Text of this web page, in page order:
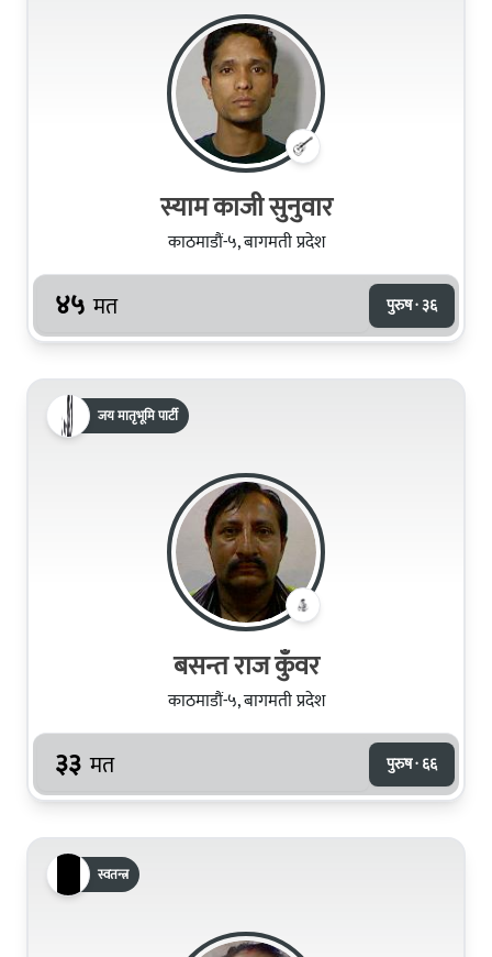
स्याम काजी सुनुवार
काठमाडौं-५, बागमती प्रदेश
४५ मत पुरुष · ३६
जय मातृभूमि पार्टी
बसन्त राज कुँवर
काठमाडौं-५, बागमती प्रदेश
३३ मत पुरुष · ६६
स्वतन्त्र